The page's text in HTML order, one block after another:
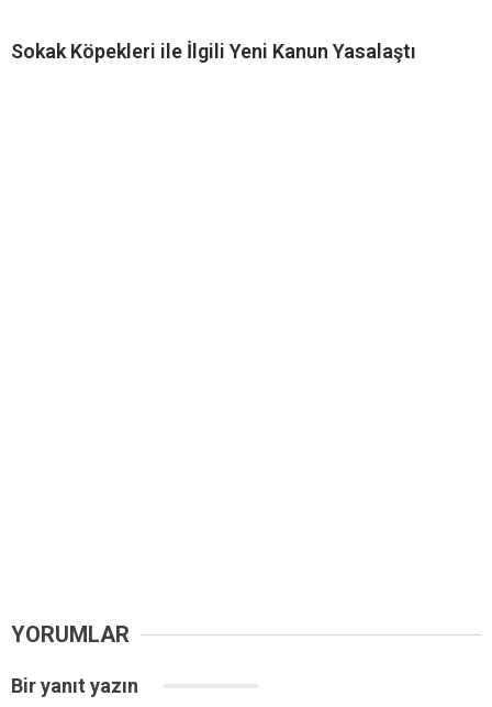
Sokak Köpekleri ile İlgili Yeni Kanun Yasalaştı
YORUMLAR
Bir yanıt yazın